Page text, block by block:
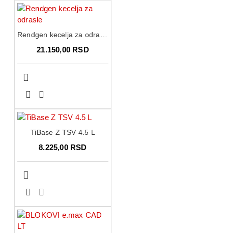
21.150,00 RSD
TiBase Z TSV 4.5 L
8.225,00 RSD